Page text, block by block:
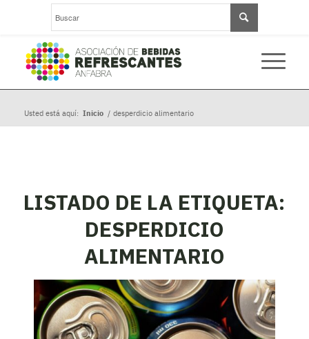
Usted está aquí: Inicio / desperdicio alimentario
LISTADO DE LA ETIQUETA:
DESPERDICIO
ALIMENTARIO